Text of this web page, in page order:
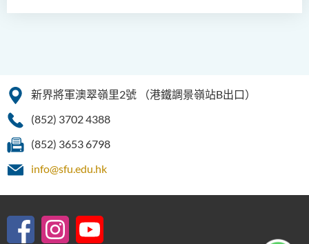
新界將軍澳翠嶺里2號
（港鐵調景嶺站B出口）
(852) 3702 4388
(852) 3653 6798
info@sfu.edu.hk